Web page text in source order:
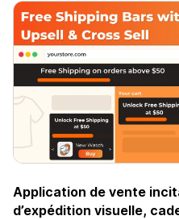
Application de vente
d’expédition visuelle,